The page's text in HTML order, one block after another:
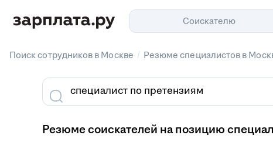
Соискателю
Поиск сотрудников в Москве / Резюме специалистов в
Резюме соискателей на позицию